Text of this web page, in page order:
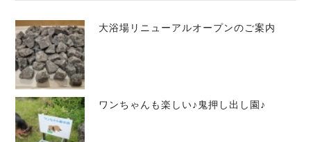
大浴場リニューアルオープンのご案内
ワンちゃんも楽しい♪鬼押し出し園♪